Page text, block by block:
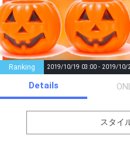
Ranking 2019/10/19 03:00 - 2019/10/
Gifting
Throw gifts to the stage and join
Details
スタイ